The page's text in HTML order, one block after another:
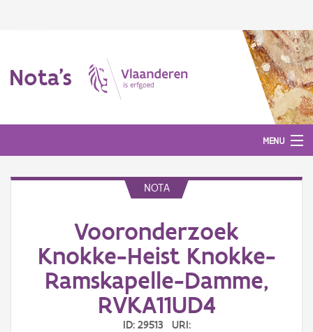
Nota's
MENU
NOTA
Vooronderzoek
Knokke-Heist Knokke-
Ramskapelle-Damme,
RVKA11UD4
ID: 29513 URI: